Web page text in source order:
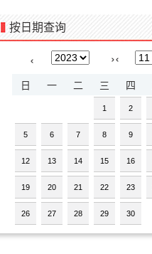
按日期查询
‹ ›‹
日 一 二 三 四
1 2
5 6 7 8 9
12 13 14 15 16
19 20 21 22 23
26 27 28 29 30